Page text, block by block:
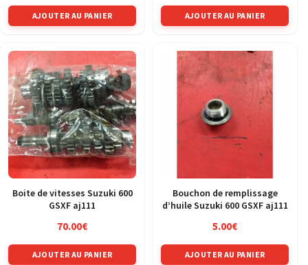
AJOUTER AU PANIER AJOUTER AU PANIER
Boite de vitesses Suzuki 600
GSXF aj111
70.00€
AJOUTER AU PANIER
Bouchon de remplissage
d’huile Suzuki 600 GSXF aj111
5.00€
AJOUTER AU PANIER